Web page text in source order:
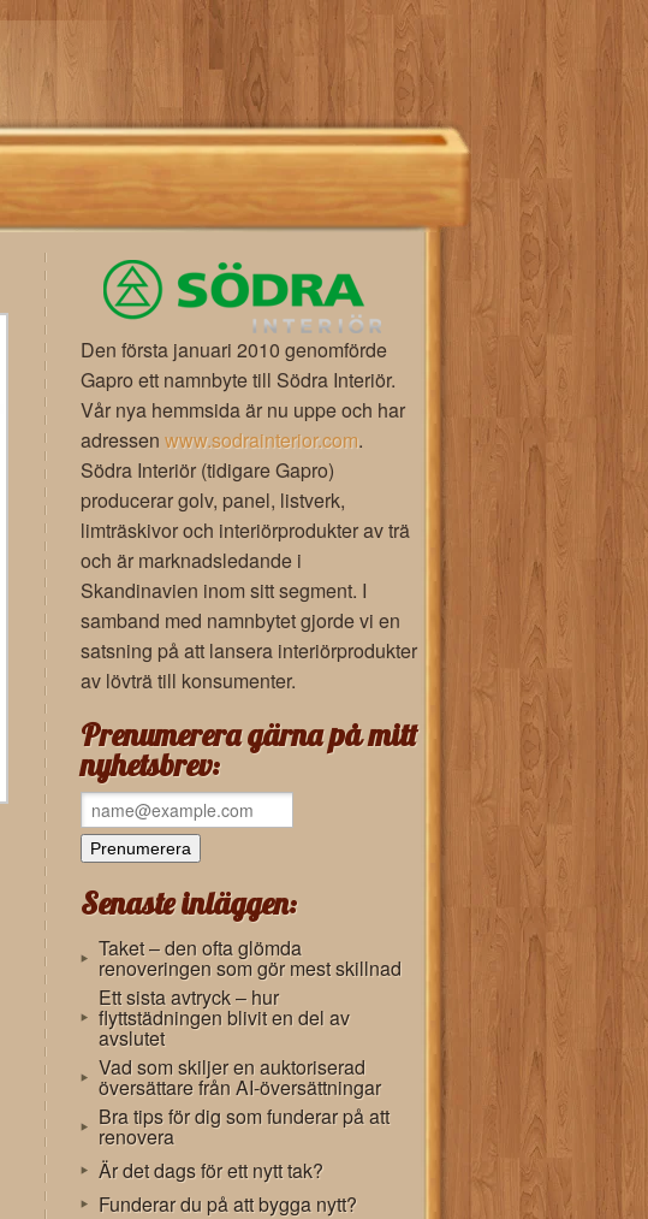
Den första januari 2010 genomförde
Gapro ett namnbyte till Södra Interiör.
Vår nya hemmsida är nu uppe och har
adressen www.sodrainterior.com.
Södra Interiör (tidigare Gapro)
producerar golv, panel, listverk,
limträskivor och interiörprodukter av trä
och är marknadsledande i
Skandinavien inom sitt segment. I
samband med namnbytet gjorde vi en
satsning på att lansera interiörprodukter
av lövträ till konsumenter.
Prenumerera gärna på mitt
nyhetsbrev:
Senaste inläggen:
Taket – den ofta glömda
renoveringen som gör mest skillnad
Ett sista avtryck – hur
flyttstädningen blivit en del av
avslutet
Vad som skiljer en auktoriserad
översättare från AI-översättningar
Bra tips för dig som funderar på att
renovera
Är det dags för ett nytt tak?
Funderar du på att bygga nytt?